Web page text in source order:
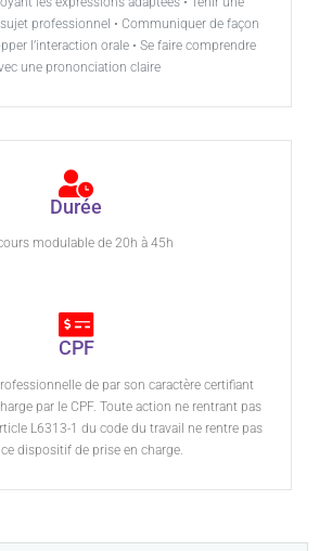
professionnel • Communiquer de façon
l’interaction orale • Se faire comprendre
une prononciation claire
Durée
modulable de 20h à 45h
CPF
de par son caractère certifiant
par le CPF. Toute action ne rentrant pas
L6313-1 du code du travail ne rentre pas
dispositif de prise en charge.